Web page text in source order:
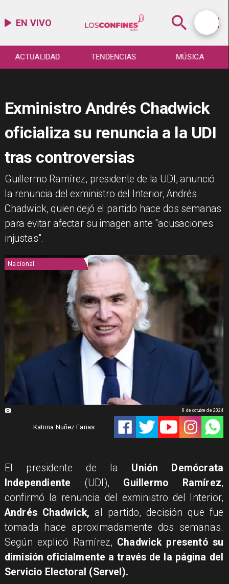
EN VIVO
ACTUALIDAD TENDENCIAS MÚSICA
Exministro Andrés Chadwick
oficializa su renuncia a la UDI
tras controversias
​Guillermo Ramírez, presidente de la UDI, anunció
la renuncia del exministro del Interior, Andrés
Chadwick, quien dejó el partido hace dos semanas
para evitar afectar su imagen ante "acusaciones
injustas".
Nacional
Katrina Nuñez Farias
8 de octubre de 2024
​El presidente de la Unión Demócrata
Independiente (UDI), Guillermo Ramírez,
confirmó la renuncia del exministro del Interior,
Andrés Chadwick, al partido, decisión que fue
tomada hace aproximadamente dos semanas.
Según explicó Ramírez, Chadwick presentó su
dimisión oficialmente a través de la página del
Servicio Electoral (Servel).